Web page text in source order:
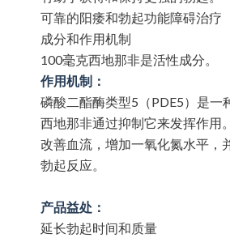
可靠的阳痿和勃起功能障碍治疗
成分和作用机制
100毫克西地那非是活性成分。
作用机制：
磷酸二酯酶类型5 （PDE5）是一
西地那非通过抑制它来发挥作用。
改善血流，增加一氧化氮水平，
勃起反应。
产品益处：
延长勃起时间和质量